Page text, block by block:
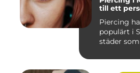
till ett
Piercing
populärt i
städer som